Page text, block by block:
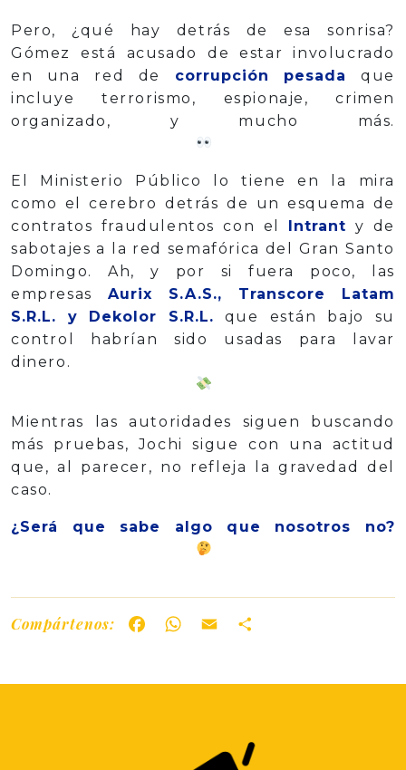
Pero, ¿qué hay detrás de esa sonrisa?
Gómez está acusado de estar involucrado
en una red de corrupción pesada
que
incluye terrorismo, espionaje, crimen
organizado, y mucho más.
El Ministerio Público lo tiene en la mira
como el cerebro detrás de un esquema de
contratos fraudulentos con el Intrant y de
sabotajes a la red semafórica del Gran Santo
Domingo. Ah, y por si fuera poco, las
empresasAurix S.A.S., Transcore Latam
S.R.L. y Dekolor S.R.L. que están bajo su
control habrían sido usadas para lavar
dinero.
Mientras las autoridades siguen buscando
más pruebas, Jochi sigue con una actitud
que, al parecer, no refleja la gravedad del
caso.
¿Será que sabe algo que nosotros no?
Compártenos: FacebookWhatsApp
Email